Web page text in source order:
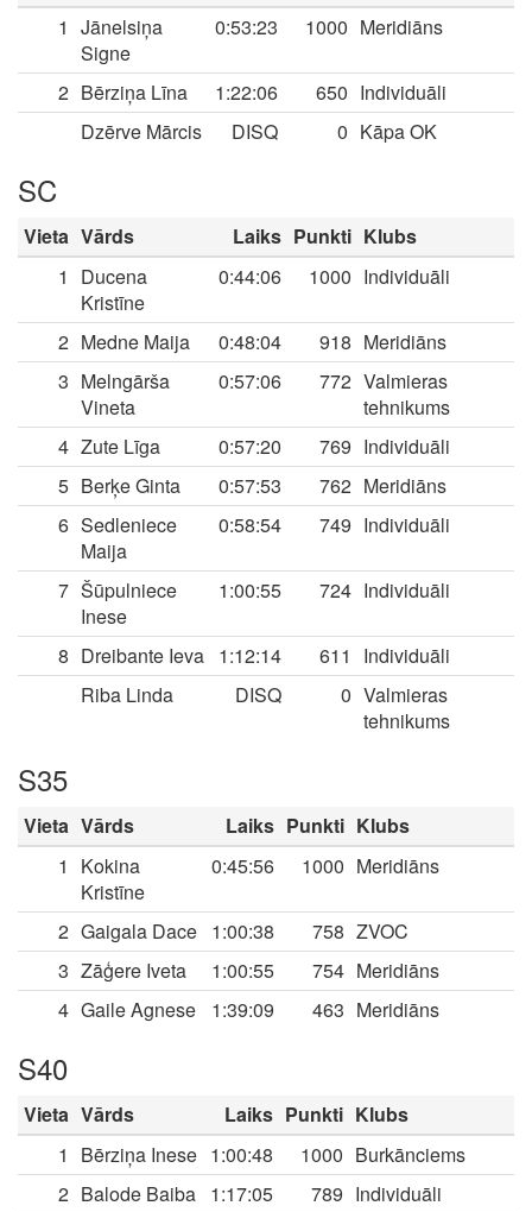
1 Jānelsiņa
Signe
0:53:23 1000 Meridiāns
2 Bērziņa Līna 1:22:06 650 Individuāli
Dzērve Mārcis
DISQ 0 Kāpa OK
SC
Vieta Vārds Laiks Punkti Klubs
1
Ducena
Kristīne
0:44:06 1000 Individuāli
2 Medne Maija 0:48:04 918 Meridiāns
3 Melngārša
Vineta
0:57:06 772 Valmieras
tehnikums
4 Zute Līga 0:57:20 769 Individuāli
5 Berķe Ginta 0:57:53 762 Meridiāns
6 Sedleniece
Maija
0:58:54 749 Individuāli
7 Šūpulniece
Inese
1:00:55 724 Individuāli
8 Dreibante Ieva 1:12:14 611
Individuāli
Riba Linda
DISQ 0 Valmieras
tehnikums
S35
Vieta Vārds Laiks Punkti Klubs
1
Kokina
Kristīne
0:45:56 1000 Meridiāns
2 Gaigala Dace 1:00:38 758 ZVOC
3 Zāģere Iveta 1:00:55 754 Meridiāns
4 Gaile Agnese 1:39:09 463 Meridiāns
S40
Vieta Vārds Laiks Punkti Klubs
1
Bērziņa Inese 1:00:48 1000 Burkānciems
2 Balode Baiba 1:17:05 789 Individuāli